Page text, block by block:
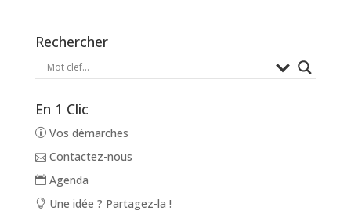
Rechercher
En 1 Clic
Vos démarches
Contactez-nous
Agenda
Une idée ? Partagez-la !